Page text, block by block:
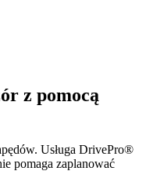
z pomocą
Usługa DrivePro®
pomaga zaplanować